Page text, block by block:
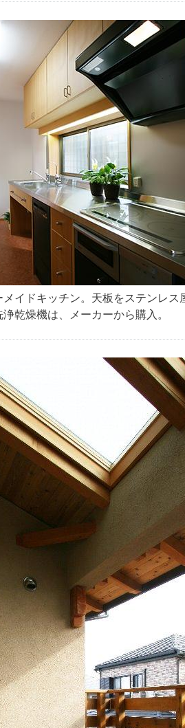
イドキッチン。天板をステンレ
乾燥機は、メーカーから購入。